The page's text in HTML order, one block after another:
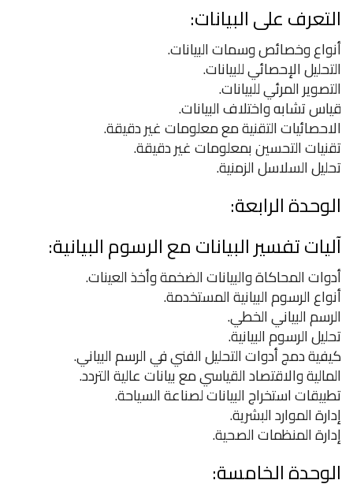
التعرف على البيانات:
أنواع وخصائص وسمات البيانات.
التحليل الإحصائي للبيانات.
التصوير المرئي للبيانات.
قياس تشابه واختلاف البيانات.
الاحصائيات التقنية مع معلومات غير دقيقة.
تقنيات التحسين بمعلومات غير دقيقة.
تحليل السلاسل الزمنية.
الوحدة الرابعة:
آليات تفسير البيانات مع الرسوم البيانية:
أدوات المحاكاة والبيانات الضخمة وأخذ العينات.
أنواع الرسوم البيانية المستخدمة.
الرسم البياني الخطي.
تحليل الرسوم البيانية.
كيفية دمج أدوات التحليل الفني في الرسم البياني.
المالية والاقتصاد القياسي مع بيانات عالية التردد.
تطبيقات استخراج البيانات لصناعة السياحة.
إدارة الموارد البشرية.
إدارة المنظمات الصحية.
الوحدة الخامسة: